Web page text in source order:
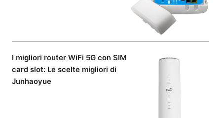
I migliori router WiFi 5G con SIM
card slot: Le scelte migliori di
Junhaoyue